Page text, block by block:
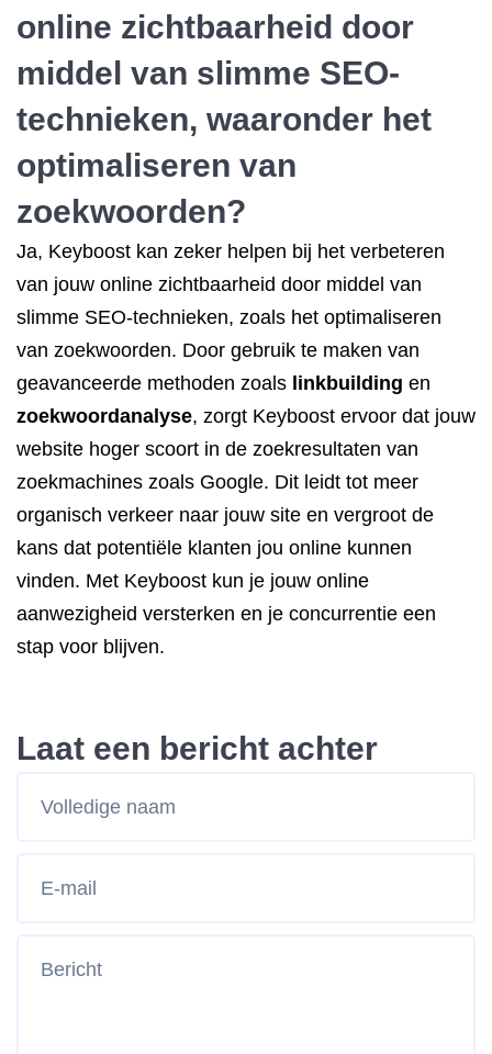
online zichtbaarheid door
middel van slimme SEO-
technieken, waaronder het
optimaliseren van
zoekwoorden?
Ja, Keyboost kan zeker helpen bij het verbeteren
van jouw online zichtbaarheid door middel van
slimme SEO-technieken, zoals het optimaliseren
van zoekwoorden. Door gebruik te maken van
geavanceerde methoden zoals linkbuilding en
zoekwoordanalyse, zorgt Keyboost ervoor dat jouw
website hoger scoort in de zoekresultaten van
zoekmachines zoals Google. Dit leidt tot meer
organisch verkeer naar jouw site en vergroot de
kans dat potentiële klanten jou online kunnen
vinden. Met Keyboost kun je jouw online
aanwezigheid versterken en je concurrentie een
stap voor blijven.
Laat een bericht achter